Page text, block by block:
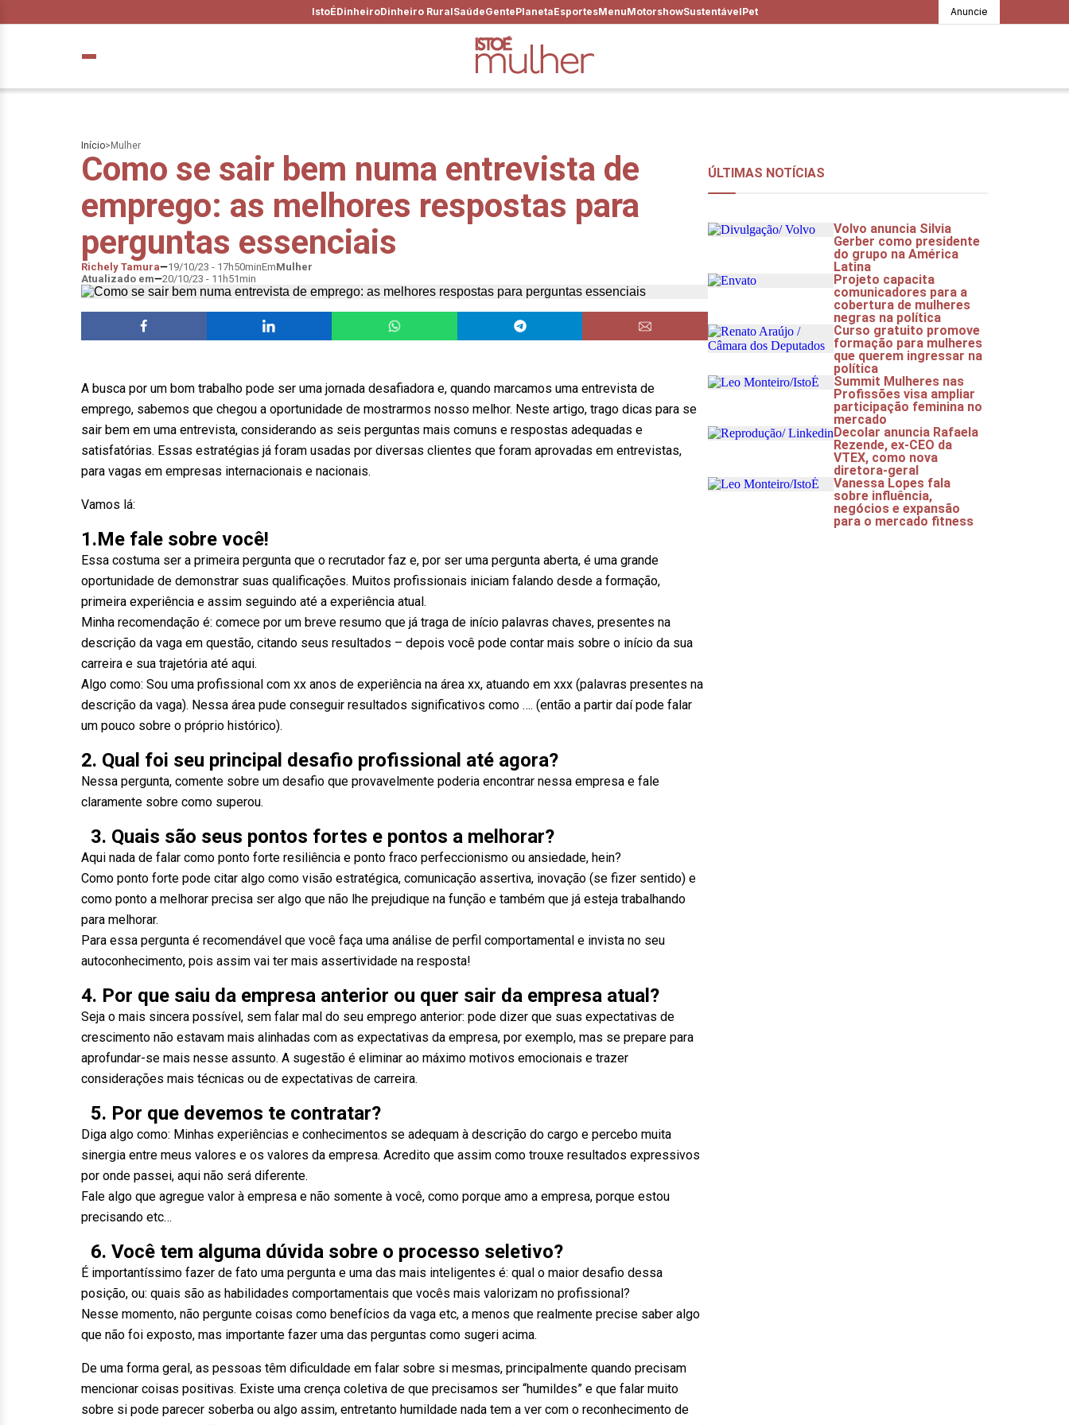
IstoÉDinheiroDinheiro RuralSaúdeGentePlanetaEsportesMenuMotorshowSustentávelPet Anuncie
Início> Mulher
Como se sair bem numa entrevista de
emprego: as melhores respostas para
perguntas essenciais
Richely Tamura 19/10/23 - 17h50minEmMulher
Atualizado em
20/10/23 - 11h51min
A busca por um bom trabalho pode ser uma jornada desafiadora e, quando marcamos uma entrevista de
emprego, sabemos que chegou a oportunidade de mostrarmos nosso melhor. Neste artigo, trago dicas para se
sair bem em uma entrevista, considerando as seis perguntas mais comuns e respostas adequadas e
satisfatórias. Essas estratégias já foram usadas por diversas clientes que foram aprovadas em entrevistas,
para vagas em empresas internacionais e nacionais.
Vamos lá:
1.Me fale sobre você!
Essa costuma ser a primeira pergunta que o recrutador faz e, por ser uma pergunta aberta, é uma grande
oportunidade de demonstrar suas qualificações. Muitos profissionais iniciam falando desde a formação,
primeira experiência e assim seguindo até a experiência atual.
Minha recomendação é: comece por um breve resumo que já traga de início palavras chaves, presentes na
descrição da vaga em questão, citando seus resultados – depois você pode contar mais sobre o início da sua
carreira e sua trajetória até aqui.
Algo como: Sou uma profissional com xx anos de experiência na área xx, atuando em xxx (palavras presentes na
descrição da vaga). Nessa área pude conseguir resultados significativos como …. (então a partir daí pode falar
um pouco sobre o próprio histórico).
2. Qual foi seu principal desafio profissional até agora?
Nessa pergunta, comente sobre um desafio que provavelmente poderia encontrar nessa empresa e fale
claramente sobre como superou.
3. Quais são seus pontos fortes e pontos a melhorar?
Aqui nada de falar como ponto forte resiliência e ponto fraco perfeccionismo ou ansiedade, hein?
Como ponto forte pode citar algo como visão estratégica, comunicação assertiva, inovação (se fizer sentido) e
como ponto a melhorar precisa ser algo que não lhe prejudique na função e também que já esteja trabalhando
para melhorar.
Para essa pergunta é recomendável que você faça uma análise de perfil comportamental e invista no seu
autoconhecimento, pois assim vai ter mais assertividade na resposta!
4. Por que saiu da empresa anterior ou quer sair da empresa atual?
Seja o mais sincera possível, sem falar mal do seu emprego anterior: pode dizer que suas expectativas de
crescimento não estavam mais alinhadas com as expectativas da empresa, por exemplo, mas se prepare para
aprofundar-se mais nesse assunto. A sugestão é eliminar ao máximo motivos emocionais e trazer
considerações mais técnicas ou de expectativas de carreira.
5. Por que devemos te contratar?
Diga algo como: Minhas experiências e conhecimentos se adequam à descrição do cargo e percebo muita
sinergia entre meus valores e os valores da empresa. Acredito que assim como trouxe resultados expressivos
por onde passei, aqui não será diferente.
Fale algo que agregue valor à empresa e não somente à você, como porque amo a empresa, porque estou
precisando etc…
6. Você tem alguma dúvida sobre o processo seletivo?
É importantíssimo fazer de fato uma pergunta e uma das mais inteligentes é: qual o maior desafio dessa
posição, ou: quais são as habilidades comportamentais que vocês mais valorizam no profissional?
Nesse momento, não pergunte coisas como benefícios da vaga etc, a menos que realmente precise saber algo
que não foi exposto, mas importante fazer uma das perguntas como sugeri acima.
De uma forma geral, as pessoas têm dificuldade em falar sobre si mesmas, principalmente quando precisam
mencionar coisas positivas. Existe uma crença coletiva de que precisamos ser “humildes” e que falar muito
sobre si pode parecer soberba ou algo assim, entretanto humildade nada tem a ver com o reconhecimento de